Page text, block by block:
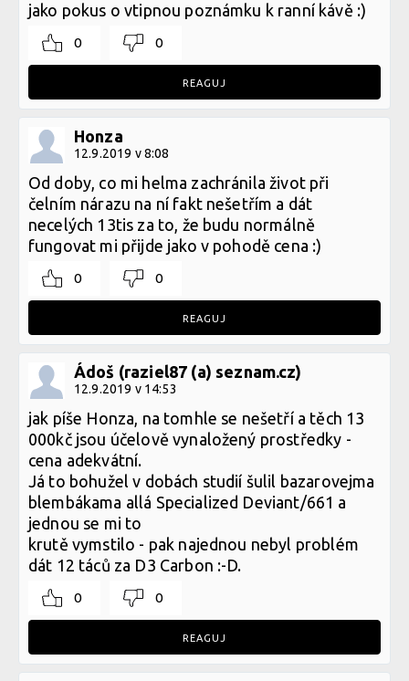
jako pokus o vtipnou poznámku k ranní kávě :)
0 0
REAGUJ
Honza
12.9.2019 v 8:08
Od doby, co mi helma zachránila život při
čelním nárazu na ní fakt nešetřím a dát
necelých 13tis za to, že budu normálně
fungovat mi přijde jako v pohodě cena :)
0 0
REAGUJ
Ádoš (raziel87 (a) seznam.cz)
12.9.2019 v 14:53
jak píše Honza, na tomhle se nešetří a těch 13
000kč jsou účelově vynaložený prostředky -
cena adekvátní.
Já to bohužel v dobách studií šulil bazarovejma
blembákama allá Specialized Deviant/661 a
jednou se mi to
krutě vymstilo - pak najednou nebyl problém
dát 12 táců za D3 Carbon :-D.
0 0
REAGUJ